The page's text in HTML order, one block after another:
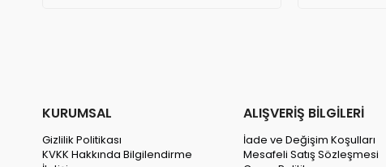
KURUMSAL
Gizlilik Politikası
KVKK Hakkında Bilgilendirme
ALIŞVERİŞ BİLGİLERİ
İade ve Değişim Koşulları
Mesafeli Satış Sözleşmesi